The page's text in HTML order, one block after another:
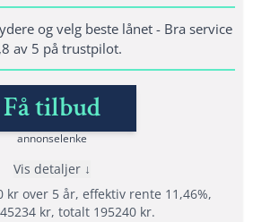
- 15 år
- 36,85%
og velg beste lånet - Bra service
av 5 på trustpilot.
Få tilbud
annonselenke
kr over 5 år, effektiv rente 11,46%,
kr, totalt 195240 kr.
Vis detaljer